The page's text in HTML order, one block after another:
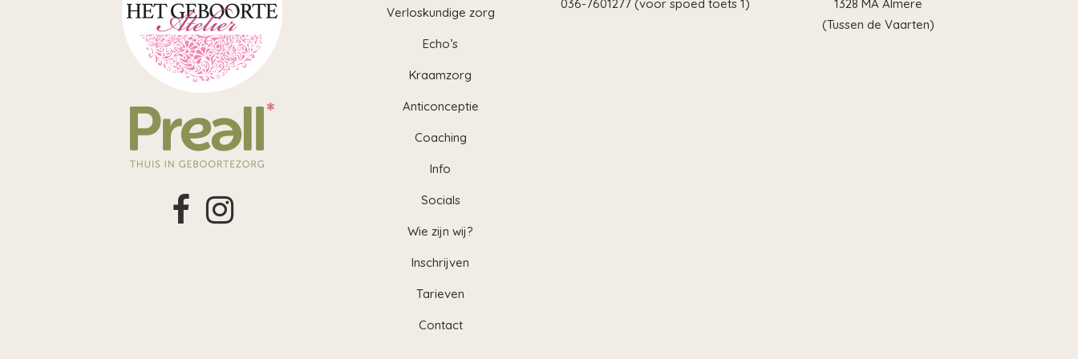
Verloskundige zorg
Echo’s
Kraamzorg
Anticonceptie
Coaching
Info
Socials
Wie zijn wij?
Inschrijven
Tarieven
Contact
036-7601277 (voor spoed toets 1)
1328 MA Almere
(Tussen de Vaarten)